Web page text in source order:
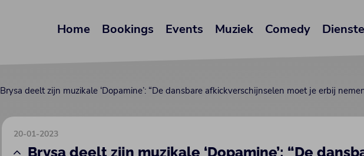
Home Bookings Events Muziek Comedy
Brysa deelt zijn muzikale ‘Dopamine’: “De dansbare afkickverschijnselen moet je erbij
20-01-2023
Brysa deelt zijn muzikale ‘Dopamine’: “De